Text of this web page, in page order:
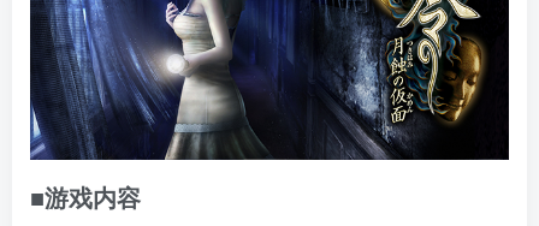
■游戏内容